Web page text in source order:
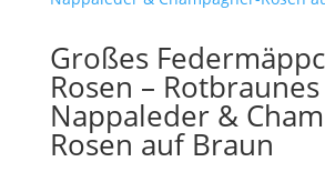
Großes
Rosen – Rotbraunes
Nappaleder &
Rosen auf Braun